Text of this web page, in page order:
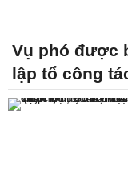
Vụ phó được
lập tổ công